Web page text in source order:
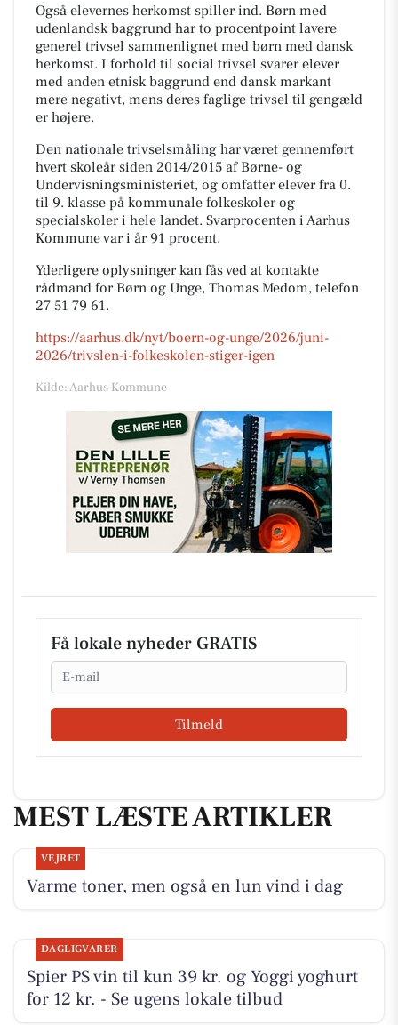
Også elevernes herkomst spiller ind. Børn med
udenlandsk baggrund har to procentpoint lavere
generel trivsel sammenlignet med børn med dansk
herkomst. I forhold til social trivsel svarer elever
med anden etnisk baggrund end dansk markant
mere negativt, mens deres faglige trivsel til gengæld
er højere.
Den nationale trivselsmåling har været gennemført
hvert skoleår siden 2014/2015 af Børne- og
Undervisningsministeriet, og omfatter elever fra 0.
til 9. klasse på kommunale folkeskoler og
specialskoler i hele landet. Svarprocenten i Aarhus
Kommune var i år 91 procent.
Yderligere oplysninger kan fås ved at kontakte
rådmand for Børn og Unge, Thomas Medom, telefon
27 51 79 61.
https://aarhus.dk/nyt/boern-og-unge/2026/juni-
2026/trivslen-i-folkeskolen-stiger-igen
Kilde: Aarhus Kommune
Få lokale nyheder GRATIS
Email
Tilmeld
MEST LÆSTE ARTIKLER
VEJRET
Varme toner, men også en lun vind i dag
DAGLIGVARER
Spier PS vin til kun 39 kr. og Yoggi yoghurt
for 12 kr. - Se ugens lokale tilbud